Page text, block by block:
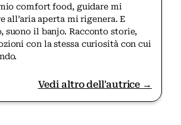
comfort food, guidare mi
all’aria aperta mi rigenera. E
suono il banjo. Racconto storie,
con la stessa curiosità con cui
Vedi altro dell'autrice →